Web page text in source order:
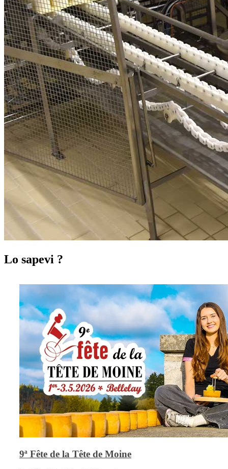
Lo sapevi ?
9ª Fête de la Tête de Moine